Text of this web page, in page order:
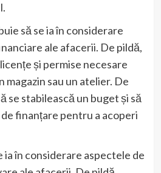
să se ia în considerare
ale afacerii. De pildă,
și permise necesare
magazin sau un atelier. De
se stabilească un buget și să
de finanțare pentru a acoperi
ia în considerare aspectele de